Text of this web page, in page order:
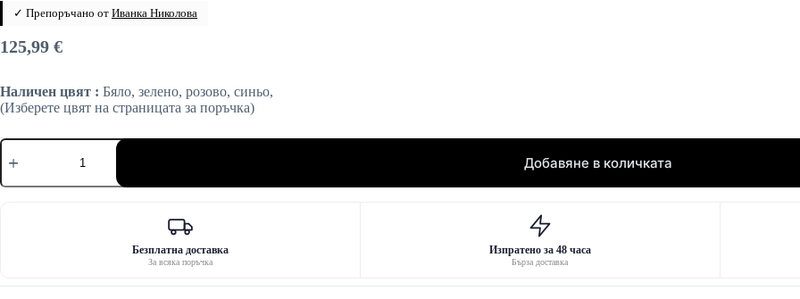
✓ Препоръчано от Иванка Николова
125,99 €
Наличен цвят : Бяло, зелено, розово, синьо,
(Изберете цвят на страницата за поръчка)
количество
за
модерна
Добавяне в количката
Безплатна доставка
За всяка поръчка
Изпратено за 48 часа
Бърза доставка